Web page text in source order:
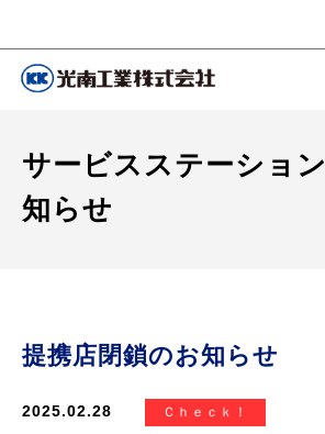
サービスステーショ
知らせ
提携店閉鎖のお知らせ
2025.02.28 Ｃｈｅｃｋ！